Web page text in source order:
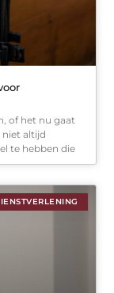
of het nu gaat
altijd
te hebben die